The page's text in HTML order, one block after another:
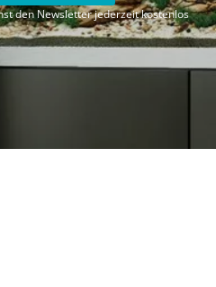
den Newsletter jederzeit kostenlos